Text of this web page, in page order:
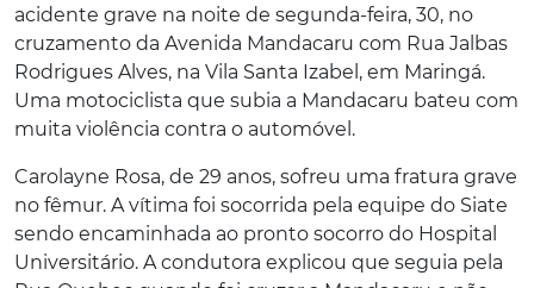
acidente grave na noite de segunda-feira, 30, no
cruzamento da Avenida Mandacaru com Rua Jalbas
Rodrigues Alves, na Vila Santa Izabel, em Maringá.
Uma motociclista que subia a Mandacaru bateu com
muita violência contra o automóvel.
Carolayne Rosa, de 29 anos, sofreu uma fratura grave
no fêmur. A vítima foi socorrida pela equipe do Siate
sendo encaminhada ao pronto socorro do Hospital
Universitário. A condutora explicou que seguia pela